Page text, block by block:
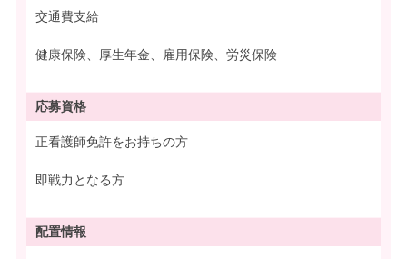
交通費支給
健康保険、厚生年金、雇用保険、労災保険
応募資格
正看護師免許をお持ちの方
即戦力となる方
配置情報